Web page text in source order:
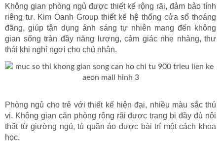
Không gian phòng ngủ được thiết kế rộng rãi, đảm bảo tính
riêng tư. Kim Oanh Group thiết kế hệ thống cửa sổ thoáng
đãng, giúp tận dụng ánh sáng tự nhiên mang đến không
gian sống tràn đầy năng lượng, cảm giác nhẹ nhàng, thư
thái khi nghỉ ngơi cho chủ nhân.
Phòng ngủ cho trẻ với thiết kế hiện đại, nhiều màu sắc thú
vị. Không gian căn phòng rộng rãi được trang bị đầy đủ nội
thất từ giường ngủ, tủ quần áo được bài trí một cách khoa
học.